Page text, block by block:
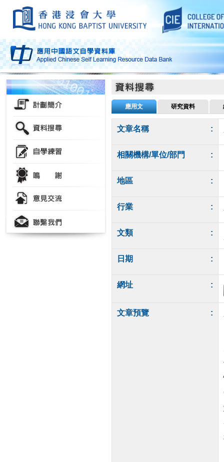
應用文 研究資料
文章名稱 :
相關機構/單位/部門 :
地區 :
行業 :
文類 :
日期 :
網址 :
文章預覽 :